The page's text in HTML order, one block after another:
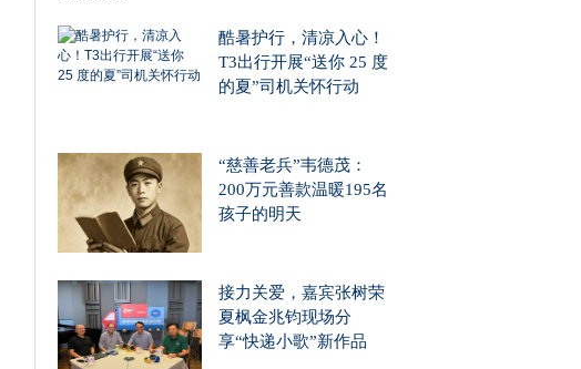
酷暑护行，清凉入心！
T3出行开展“送你 25 度
的夏”司机关怀行动
“慈善老兵”韦德茂：
200万元善款温暖195名
孩子的明天
接力关爱，嘉宾张树荣
夏枫金兆钧现场分
享“快递小歌”新作品